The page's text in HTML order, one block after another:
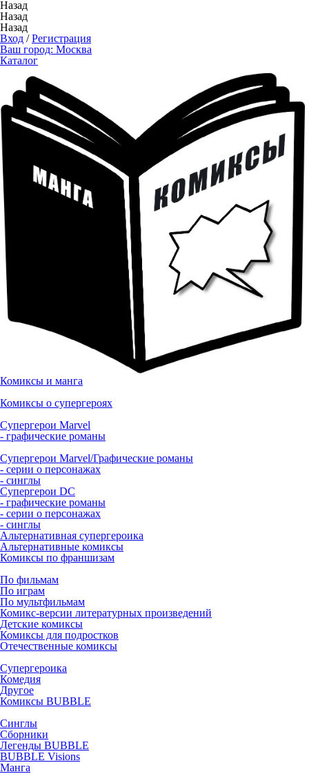
Назад
Назад
Назад
Вход /Регистрация
Ваш город: Москва
Каталог
Комиксы и манга
Комиксы о супергероях
Супергерои Marvel
- графические романы
Супергерои Marvel/Графические романы
- серии о персонажах
- синглы
Супергерои DC
- графические романы
- серии о персонажах
- синглы
Альтернативная супергероика
Альтернативные комиксы
Комиксы по франшизам
По фильмам
По играм
По мультфильмам
Комикс-версии литературных произведений
Детские комиксы
Комиксы для подростков
Отечественные комиксы
Супергероика
Комедия
Другое
Комиксы BUBBLE
Синглы
Сборники
Легенды BUBBLE
BUBBLE Visions
Манга